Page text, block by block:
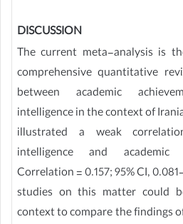
DISCUSSION
The current meta-analysis is
comprehensive quantitative
between academic
intelligence in the context of
illustrated a weak
intelligence and academic
Correlation = 0.157; 95% CI,
studies on this matter could
context to compare the findings